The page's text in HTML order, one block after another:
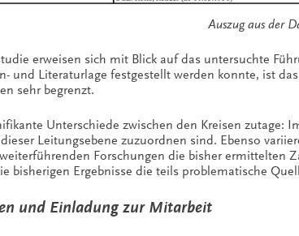
Auszug aus der
erweisen sich mit Blick auf das untersuchte
und Literaturlage festgestellt werden konnte, ist
sehr begrenzt.
Unterschiede zwischen den Kreisen
Leitungsebene zuzuordnen sind. Ebenso
Forschungen die bisher ermittelten
bisherigen Ergebnisse die teils problematische
und Einladung zur Mitarbeit